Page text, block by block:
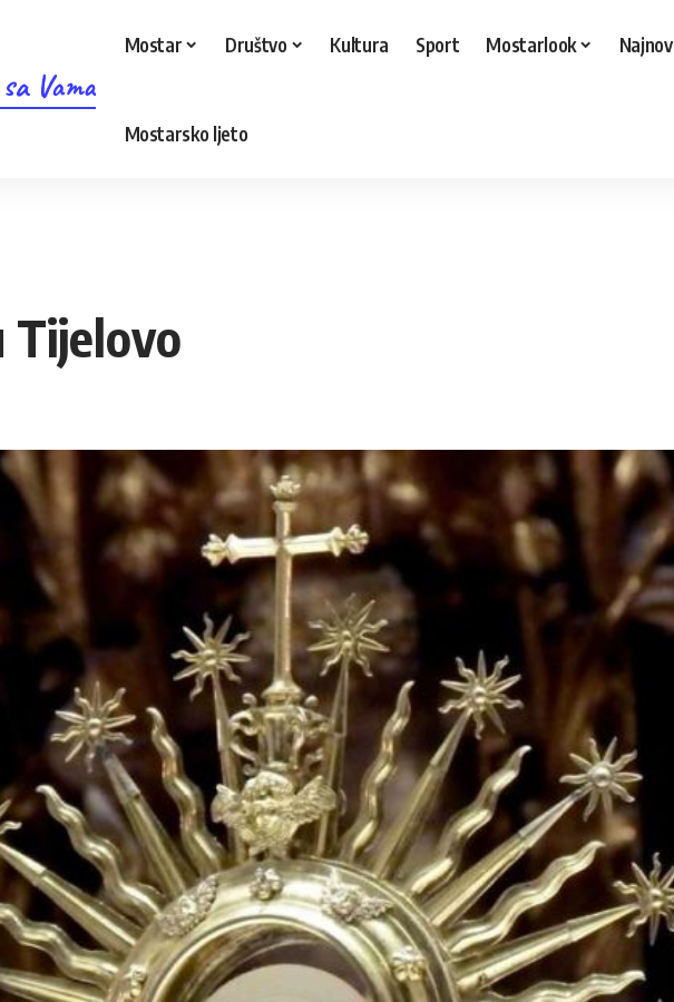
Vama
Mostar Društvo Kultura Sport Mostarlook
Mostarsko ljeto
Tijelovo